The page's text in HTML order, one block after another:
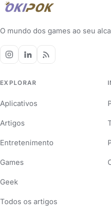
O mundo dos games ao seu
EXPLORAR
Aplicativos
Artigos
Entretenimento
Games
Geek
Todos os artigos